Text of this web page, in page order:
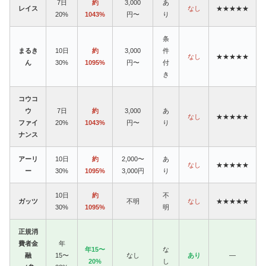
レイス
7日
20%
約
1043%
3,000
円〜
あ
り
なし ★★★★★
まるき
ん
10日
30%
約
1095%
3,000
円〜
条
件
付
き
なし ★★★★★
コウコ
ウ
ファイ
ナンス
7日
20%
約
1043%
3,000
円〜
あ
り
なし ★★★★★
アーリ
ー
10日
30%
約
1095%
2,000〜
3,000円
あ
り
なし ★★★★★
ガッツ
10日
30%
約
1095%
不明
不
明
なし ★★★★★
正規消
費者金
融
年
15〜
年15〜
20%
なし
な
し
あり —